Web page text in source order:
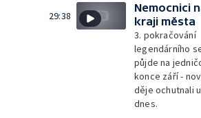
29:38
Nemocnici
kraji města
3. pokračování
legendárního
půjde na
konce září -
děje ochutnali
dnes.